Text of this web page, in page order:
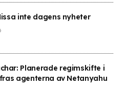
inte dagens nyheter
Planerade regimskifte i
agenterna av Netanyahu